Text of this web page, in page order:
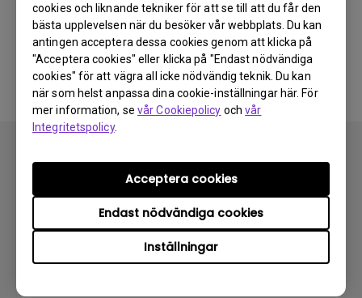
cookies och liknande tekniker för att se till att du får den
bästa upplevelsen när du besöker vår webbplats. Du kan
antingen acceptera dessa cookies genom att klicka på
"Acceptera cookies" eller klicka på "Endast nödvändiga
cookies" för att vägra all icke nödvändig teknik. Du kan
när som helst anpassa dina cookie-inställningar här. För
mer information, se vår Cookiepolicy ochvår
Integritetspolicy.
Inställningar
Endast nödvändiga cookies
Acceptera cookies
Ingen relaterad
programvara och drivrutin
Prenumerera
Produkter